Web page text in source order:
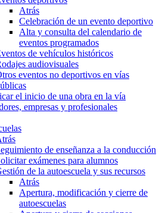
Atrás
Celebración de un evento deportivo
Alta y consulta del calendario de
eventos programados
de vehículos históricos
audiovisuales
eventos no deportivos en vías
el inicio de una obra en la vía
empresas y profesionales
de enseñanza a la conducción
exámenes para alumnos
de la autoescuela y sus recursos
Atrás
Apertura, modificación y cierre de
autoescuelas